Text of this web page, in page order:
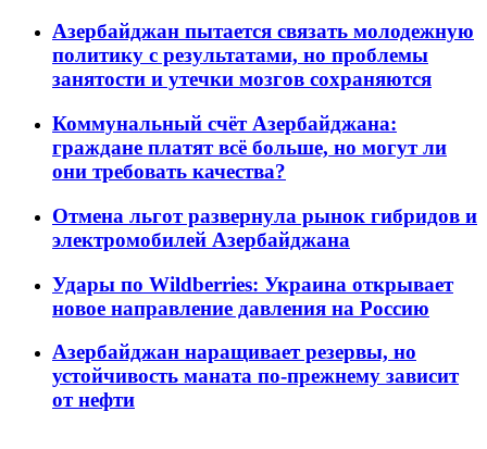
Азербайджан пытается связать молодежную
политику с результатами, но проблемы
занятости и утечки мозгов сохраняются
Коммунальный счёт Азербайджана:
граждане платят всё больше, но могут ли
они требовать качества?
Отмена льгот развернула рынок гибридов и
электромобилей Азербайджана
Удары по Wildberries: Украина открывает
новое направление давления на Россию
Азербайджан наращивает резервы, но
устойчивость маната по-прежнему зависит
от нефти